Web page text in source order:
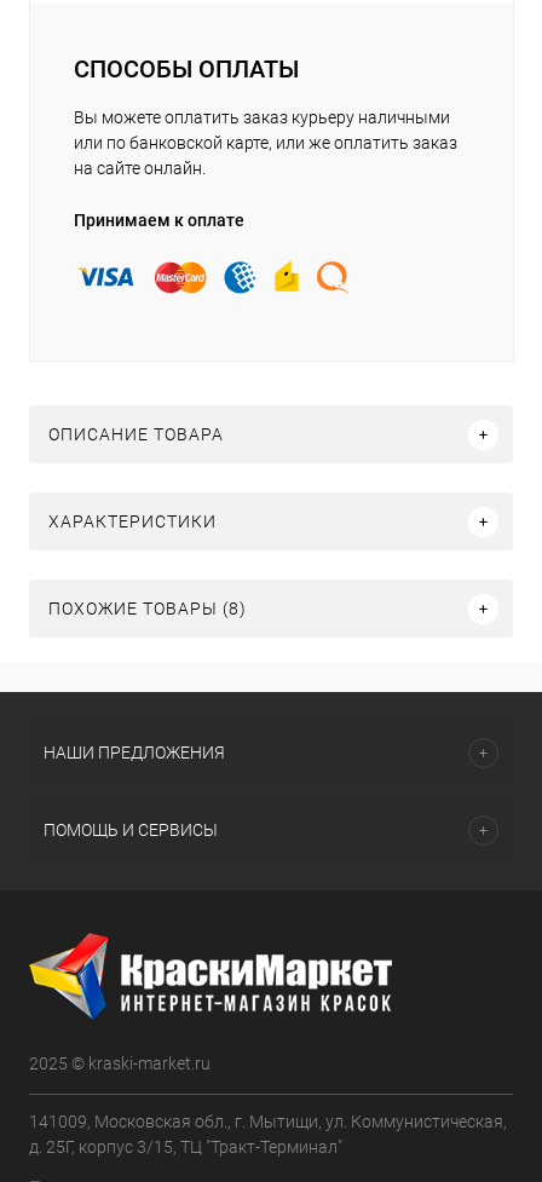
СПОСОБЫ ОПЛАТЫ
Вы можете оплатить заказ курьеру наличными
или по банковской карте, или же оплатить заказ
на сайте онлайн.
Принимаем к оплате
ОПИСАНИЕ ТОВАРА
ХАРАКТЕРИСТИКИ
ПОХОЖИЕ ТОВАРЫ (8)
НАШИ ПРЕДЛОЖЕНИЯ
ПОМОЩЬ И СЕРВИСЫ
2025 © kraski-market.ru
141009, Московская обл., г. Мытищи, ул. Коммунистическая,
д. 25Г, корпус 3/15, ТЦ "Тракт-Терминал"